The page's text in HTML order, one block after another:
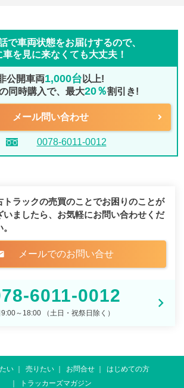
で車両状態をお届けするので、
車を見に来なくても大丈夫！
公開車両1,000台 以上!
同時購入で、最大20％割引き!
メール問い合わせ
0078-6011-0012
トラックの売買のことでお困りのことが
いましたら、 お気軽にお問い合わせくだ
メールでのお問い合せ
6011-0012
～18:00 （土日・祝祭日除く）
い 売りたい お問合せ
はじめての方
トラッカーズマガジン